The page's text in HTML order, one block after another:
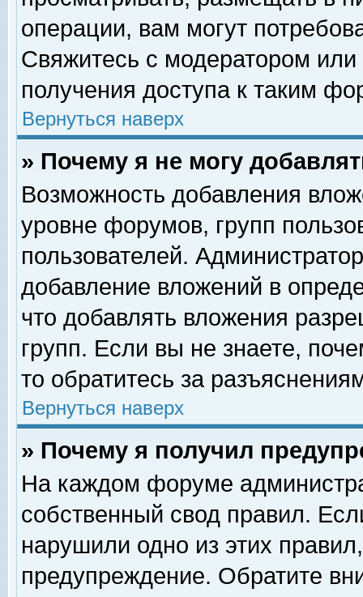
операции, вам могут
Свяжитесь с модератором
получения доступа к таким
Вернуться наверх
» Почему я не могу
Возможность добавления
уровне форумов, групп
пользователей.
добавление вложений в
что добавлять вложения
групп. Если вы не знаете,
то обратитесь за
Вернуться наверх
» Почему я получил
На каждом форуме
собственный свод правил.
нарушили одно из этих
предупреждение. Обратите